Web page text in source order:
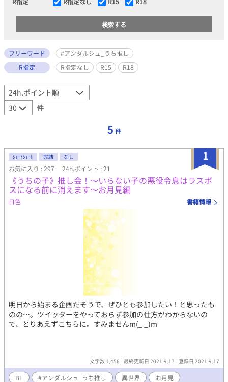
フリーワード
#アンダルシュ_うち推し
R指定
R指定なし R15 R18
件
5 件
1
ｼｮｰﾄｼｮｰﾄ 完結 なし
お気に入り : 297 24h.ポイント : 21
《うちの子》推し会！〜いらない子の悪役令息はラスボ
スになる前に消えます〜お月見編
日色 書籍情報
明日から始まる企画だそうで、ぜひとも参加したい！と思ったも
のの…。ツイッターをやっておらず参加の仕方がわからないの
で、とりあえずこちらに。すみませんm(_ _)m
文字数 1,456 最終更新日 2021.9.17 登録日 2021.9.17
BL #アンダルシュ_うち推し 異世界 お月見